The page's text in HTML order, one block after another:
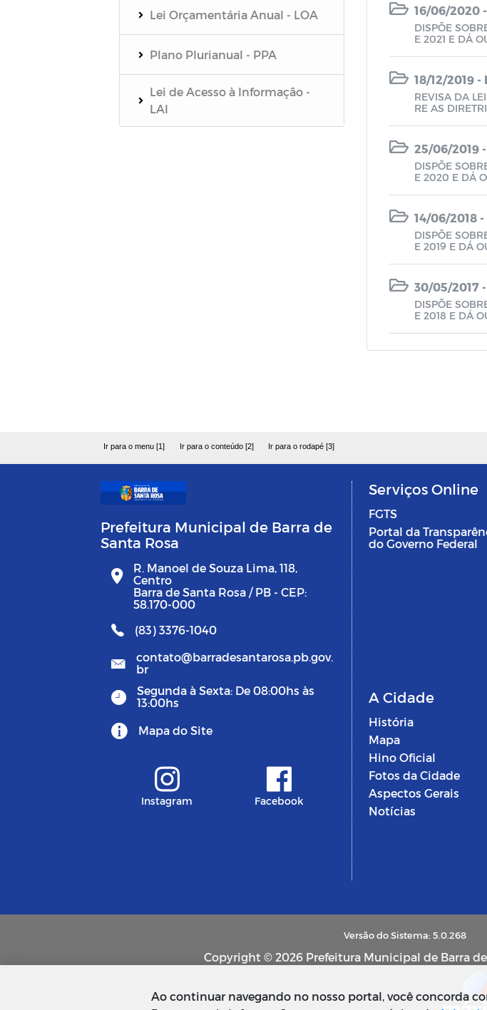
Lei Orçamentária Anual - LOA
Plano Plurianual - PPA
Lei de Acesso à Informação -
LAI
16/06/2020 -
DISPÕE
E 2021 E DÁ
18/12/2019 -
REVISA DA
RE AS
25/06/2019 -
DISPÕE
E 2020 E DÁ
14/06/2018 -
DISPÕE
E 2019 E DÁ
30/05/2017 -
DISPÕE
E 2018 E DÁ
Ir para o menu [1] Ir para o conteúdo [2] Ir para o rodapé [3]
Prefeitura Municipal de Barra de
Santa Rosa
R. Manoel de Souza Lima, 118,
Centro
Barra de Santa Rosa / PB - CEP:
58.170-000
(83) 3376-1040
contato@barradesantarosa.pb.gov.
br
Segunda à Sexta: De 08:00hs às
13:00hs
Mapa do Site
Instagram Facebook
Serviços Online
FGTS
Portal da
do Governo Federal
A Cidade
História
Mapa
Hino Oficial
Fotos da Cidade
Aspectos Gerais
Notícias
Versão do Sistema: 5.0.268
Copyright © 2026 Prefeitura Municipal de Barra
Ao continuar navegando no nosso portal, você concorda